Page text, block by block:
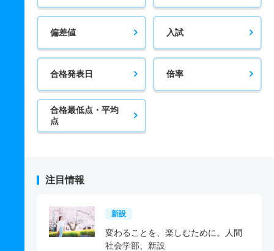
偏差値 入試
合格発表日 倍率
合格最低点・平均
点
注目情報
新設
変わることを、楽しむために。人間
社会学部、新設